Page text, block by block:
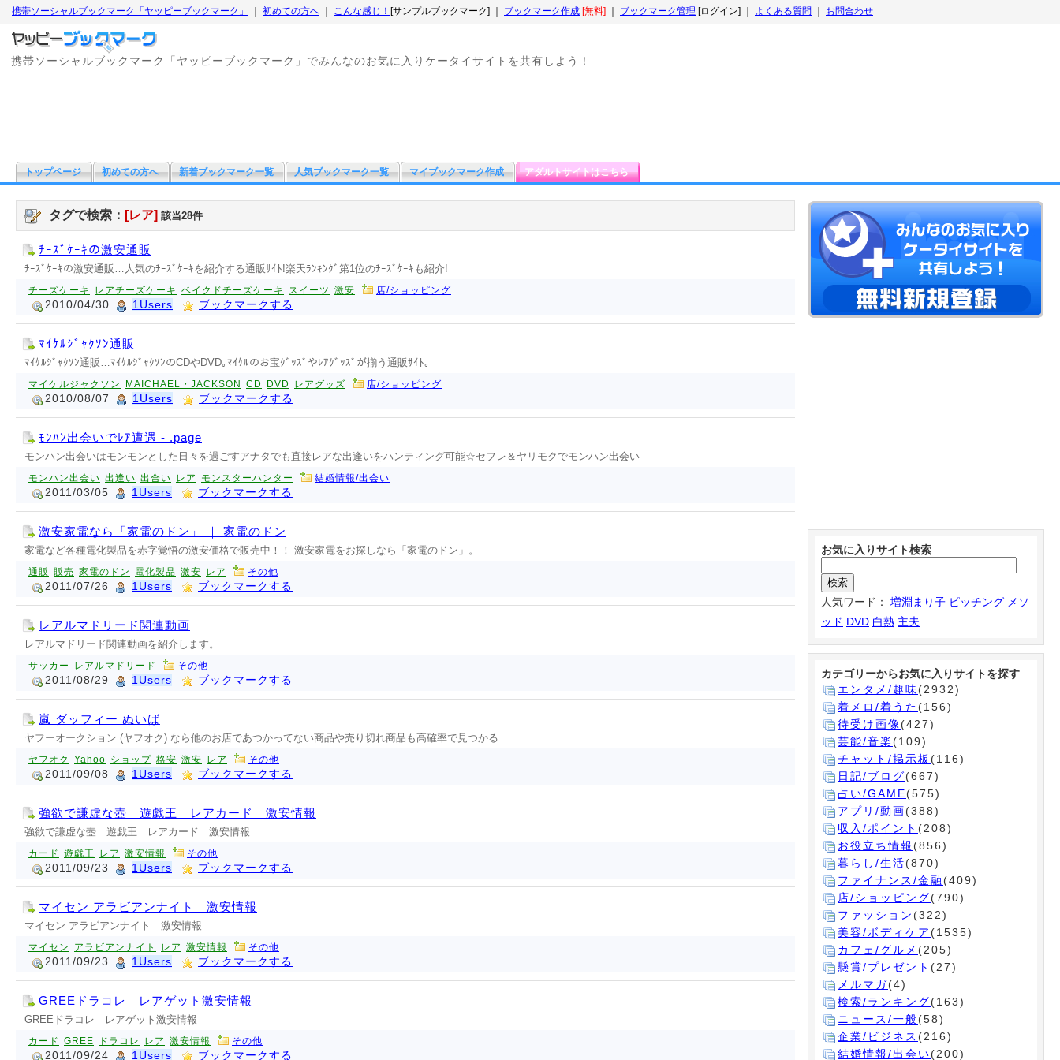
携帯ソーシャルブックマーク「ヤッピーブックマーク」 初めての方へ こんな感じ！ [サンプルブックマーク] ｜ ブックマーク作成 [無料] ブックマーク管理 [ログイン] ｜ よくある質問 お問合わせ
携帯ソーシャルブックマーク「ヤッピーブックマーク」でみんなのお気に入りケータイサイトを共有しよう！
トップページ 初めての方へ 新着ブックマーク一覧 人気ブックマーク一覧 マイブックマーク作成 アダルトサイトはこちら
タグで検索： [レア] 該当28件
ﾁｰｽﾞｹｰｷの激安通販
ﾁｰｽﾞｹｰｷの激安通販…人気のﾁｰｽﾞｹｰｷを紹介する通販ｻｲﾄ!楽天ﾗﾝｷﾝｸﾞ第1位のﾁｰｽﾞｹｰｷも紹介!
チーズケーキ レアチーズケーキ ベイクドチーズケーキ スイーツ 激安 店/ショッピング
2010/04/30 1Users ブックマークする
ﾏｲｹﾙｼﾞｬｸｿﾝ通販
ﾏｲｹﾙｼﾞｬｸｿﾝ通販…ﾏｲｹﾙｼﾞｬｸｿﾝのCDやDVD｡ﾏｲｹﾙのお宝ｸﾞｯｽﾞやﾚｱｸﾞｯｽﾞが揃う通販ｻｲﾄ｡
マイケルジャクソン MAICHAEL・JACKSON CD DVD レアグッズ 店/ショッピング
2010/08/07 1Users ブックマークする
ﾓﾝﾊﾝ出会いでﾚｱ遭遇 - .page
モンハン出会いはモンモンとした日々を過ごすアナタでも直接レアな出逢いをハンティング可能☆セフレ＆ヤリモクでモンハン出会い
モンハン出会い 出逢い 出合い レア モンスターハンター 結婚情報/出会い
2011/03/05 1Users ブックマークする
激安家電なら「家電のドン」 ｜ 家電のドン
家電など各種電化製品を赤字覚悟の激安価格で販売中！！ 激安家電をお探しなら「家電のドン」。
通販 販売 家電のドン 電化製品 激安 レア その他
2011/07/26 1Users ブックマークする
レアルマドリード関連動画
レアルマドリード関連動画を紹介します。
サッカー レアルマドリード その他
2011/08/29 1Users ブックマークする
嵐 ダッフィー ぬいば
ヤフーオークション (ヤフオク) なら他のお店であつかってない商品や売り切れ商品も高確率で見つかる
ヤフオク Yahoo ショップ 格安 激安 レア その他
2011/09/08 1Users ブックマークする
強欲で謙虚な壺 遊戯王 レアカード 激安情報
強欲で謙虚な壺 遊戯王 レアカード 激安情報
カード 遊戯王 レア 激安情報 その他
2011/09/23 1Users ブックマークする
マイセン アラビアンナイト 激安情報
マイセン アラビアンナイト 激安情報
マイセン アラビアンナイト レア 激安情報 その他
2011/09/23 1Users ブックマークする
GREEドラコレ レアゲット激安情報
GREEドラコレ レアゲット激安情報
カード GREE ドラコレ レア 激安情報 その他
2011/09/24 1Users ブックマークする
お気に入りサイト検索
人気ワード： 増淵まり子 ピッチング メソ
ッド DVD 白熱 主夫
カテゴリーからお気に入りサイトを探す
エンタメ/趣味(2932)
着メロ/着うた (156)
待受け画像(427)
芸能/音楽 (109)
チャット/掲示板 (116)
日記/ブログ(667)
占い/GAME(575)
アプリ/動画(388)
収入/ポイント (208)
お役立ち情報 (856)
暮らし/生活(870)
ファイナンス/金融 (409)
店/ショッピング(790)
ファッション (322)
美容/ボディケア (1535)
カフェ/グルメ (205)
懸賞/プレゼント (27)
メルマガ(4)
検索/ランキング(163)
ニュース/一般(58)
企業/ビジネス (216)
結婚情報/出会い(200)